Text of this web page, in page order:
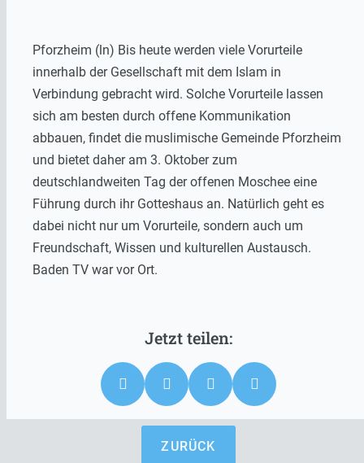
Pforzheim (ln) Bis heute werden viele Vorurteile
innerhalb der Gesellschaft mit dem Islam in
Verbindung gebracht wird. Solche Vorurteile lassen
sich am besten durch offene Kommunikation
abbauen, findet die muslimische Gemeinde Pforzheim
und bietet daher am 3. Oktober zum
deutschlandweiten Tag der offenen Moschee eine
Führung durch ihr Gotteshaus an. Natürlich geht es
dabei nicht nur um Vorurteile, sondern auch um
Freundschaft, Wissen und kulturellen Austausch.
Baden TV war vor Ort.
ZURÜCK